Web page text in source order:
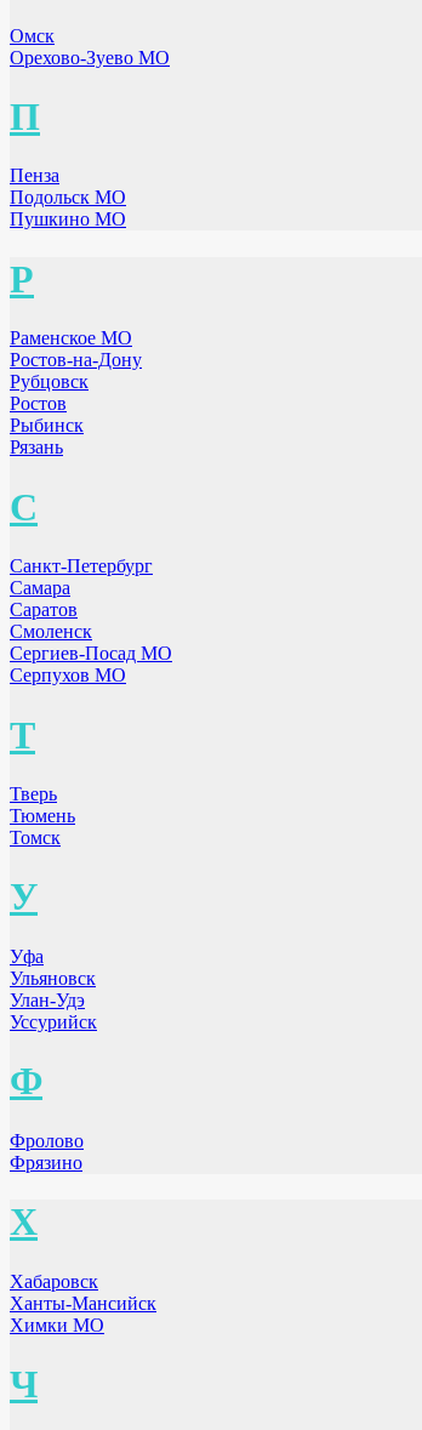
Омск
Орехово-Зуево МО
П
Пенза
Подольск МО
Пушкино МО
Р
Раменское МО
Ростов-на-Дону
Рубцовск
Ростов
Рыбинск
Рязань
С
Санкт-Петербург
Самара
Саратов
Смоленск
Сергиев-Посад МО
Серпухов МО
Т
Тверь
Тюмень
Томск
У
Уфа
Ульяновск
Улан-Удэ
Уссурийск
Ф
Фролово
Фрязино
Х
Хабаровск
Ханты-Мансийск
Химки МО
Ч